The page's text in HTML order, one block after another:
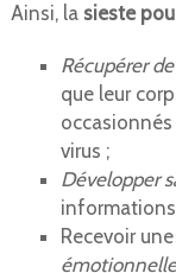
Ainsi, la sieste
Récupérer
que leur
virus ;
Développer
Recevoir